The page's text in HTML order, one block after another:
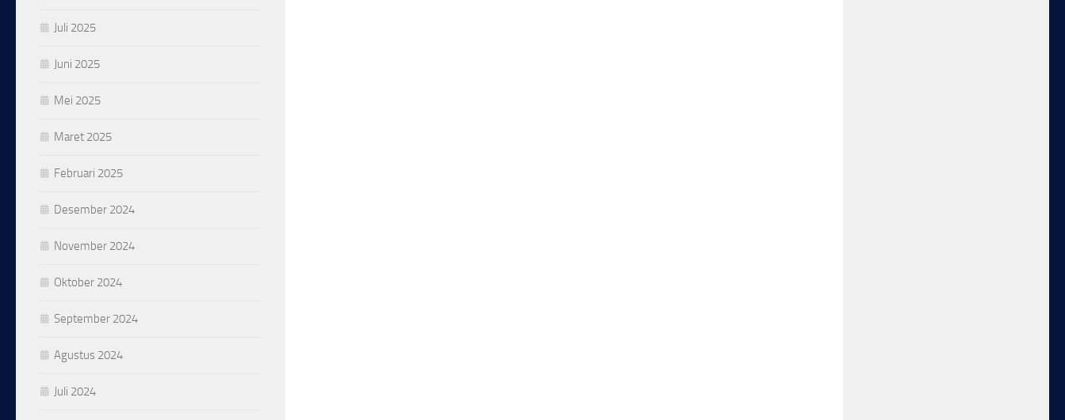
Juli 2025
Juni 2025
Mei 2025
Maret 2025
Februari 2025
Desember 2024
November 2024
Oktober 2024
September 2024
Agustus 2024
Juli 2024